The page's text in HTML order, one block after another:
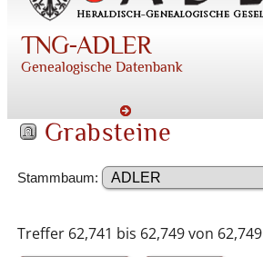
TNG-ADLER
Genealogische Datenbank
Grabsteine
Stammbaum:
Treffer 62,741 bis 62,749 von 62,749